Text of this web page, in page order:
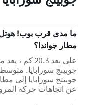
ما مدى قرب بوب! هوتل
مطار جواندا؟
على بعد
جوبينج سورابايا.
عن اتجاهات حركة